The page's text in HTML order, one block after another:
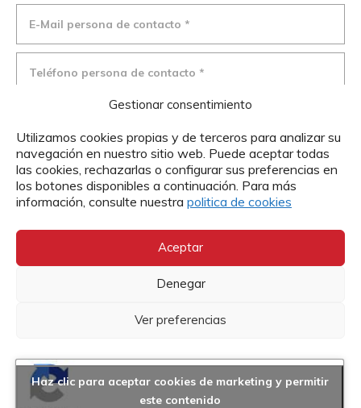
Gestionar consentimiento
Utilizamos cookies propias y de terceros para analizar su
navegación en nuestro sitio web. Puede aceptar todas
las cookies, rechazarlas o configurar sus preferencias en
los botones disponibles a continuación. Para más
información, consulte nuestra politica de cookies
Aceptar
Denegar
Ver preferencias
voluntaria, libre e inequívoca para que Cáritas
TRATAMIENTO de los datos de carácter personal
Haz clic para aceptar cookies de marketing y permitir
este contenido